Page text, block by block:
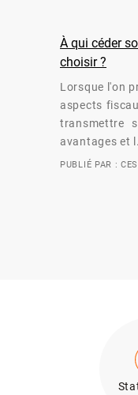
À qui céder
choisir ?
Lorsque l'on
aspects
transmettre
avantages et
PUBLIÉ PAR :